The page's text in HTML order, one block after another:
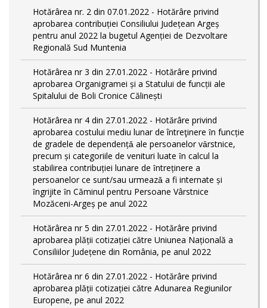
Hotărârea nr. 2 din 07.01.2022 - Hotărâre privind
aprobarea contribuției Consiliului Județean Argeș
pentru anul 2022 la bugetul Agenției de Dezvoltare
Regională Sud Muntenia
Hotărârea nr 3 din 27.01.2022 - Hotărâre privind
aprobarea Organigramei și a Statului de funcții ale
Spitalului de Boli Cronice Călinești
Hotărârea nr 4 din 27.01.2022 - Hotărâre privind
aprobarea costului mediu lunar de întreţinere ȋn funcție
de gradele de dependențǎ ale persoanelor vȃrstnice,
precum și categoriile de venituri luate ȋn calcul la
stabilirea contribuției lunare de ȋntreținere a
persoanelor ce sunt/sau urmeazǎ a fi internate și
ȋngrijite ȋn Căminul pentru Persoane Vârstnice
Mozăceni-Argeș pe anul 2022
Hotărârea nr 5 din 27.01.2022 - Hotărâre privind
aprobarea plății cotizației către Uniunea Națională a
Consiliilor Județene din România, pe anul 2022
Hotărârea nr 6 din 27.01.2022 - Hotărâre privind
aprobarea plății cotizației către Adunarea Regiunilor
Europene, pe anul 2022